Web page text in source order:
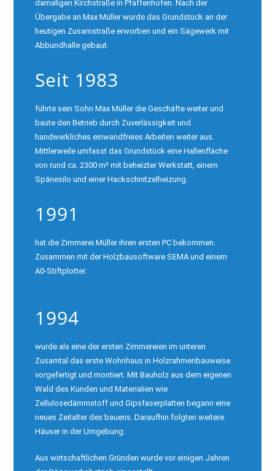
damaligen Kirchstraße in Pfaffenhofen. Nach der
Übergabe an Max Müller wurde das Grundstück an der
heutigen Zusamstraße erworben und ein Sägewerk mit
Abbundhalle gebaut.
Seit 1983
führte sein Sohn Max Müller die Geschäfte weiter und
baute den Betrieb durch Zuverlässigkeit und
handwerkliches einwandfreies Arbeiten weiter aus.
Mittlerweile umfasst das Grundstück eine Hallenfläche
von rund ca. 2300 m² mit beheizter Werkstatt, einem
Spänesilo und einer Hackschnitzelheizung.
1991
hat die Zimmerei Müller ihren ersten PC bekommen.
Zusammen mit der Holzbausoftware SEMA und einem
A0-Stiftplotter.
1994
wurde als eine der ersten Zimmereien im unteren
Zusamtal das erste Wohnhaus in Holzrahmenbauweise
vorgefertigt und montiert. Mit Bauholz aus dem eigenen
Wald des Kunden und Materialien wie
Zellulosedämmstoff und Gipsfaserplatten begann eine
neues Zeitalter des bauens. Daraufhin folgten weitere
Häuser in der Umgebung.
Aus wirtschaftlichen Gründen wurde vor einigen Jahren